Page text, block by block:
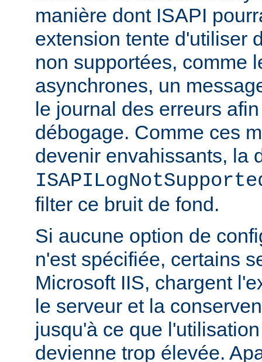
manière dont ISAPI
extension tente d'utiliser
non supportées, comme
asynchrones, un
le journal des erreurs
débogage. Comme ces
devenir envahissants, la
filter ce bruit de fond.
Si aucune option de
n'est spécifiée, certains
Microsoft IIS, chargent
le serveur et la
jusqu'à ce que
devienne trop élevée.